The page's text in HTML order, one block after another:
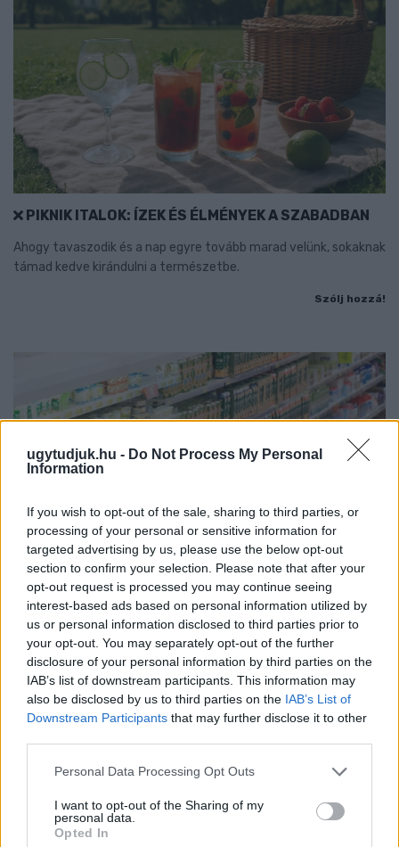
ugytudjuk.hu - Do Not Process My Personal
Information
If you wish to opt-out of the sale, sharing to third parties, or
processing of your personal or sensitive information for
targeted advertising by us, please use the below opt-out
section to confirm your selection. Please note that after your
opt-out request is processed you may continue seeing
interest-based ads based on personal information utilized by
us or personal information disclosed to third parties prior to
your opt-out. You may separately opt-out of the further
disclosure of your personal information by third parties on the
IAB’s list of downstream participants. This information may
also be disclosed by us to third parties on the IAB’s List of
Downstream Participants that may further disclose it to other
Please note that this website/app uses one or more Google
not limited to your visit or usage behaviour. You may click to
grant or deny consent to Google and its third-party tags to
use your data for below specified purposes in below Google
Personal Data Processing Opt Outs
I want to opt-out of the Sharing of my
personal data.
Opted In
PIKNIK ITALOK: ÍZEK ÉS ÉLMÉNYEK A SZABADBAN
Ahogy tavaszodik és a nap egyre tovább marad velünk, sokaknak
támad kedve kirándulni a természetbe.
Szólj hozzá!
ÖRÖMHÍR: TÍZ ÉVE NEM VOLT ILYEN ALACSONY AZ
INFLÁCIÓ MAGYARORSZÁGON
Júliusban mindössze 1,2 százalékkal emelkedtek éves
összevetésben a fogyasztói árak, miközben az élelmiszerek ára
már csökkent.